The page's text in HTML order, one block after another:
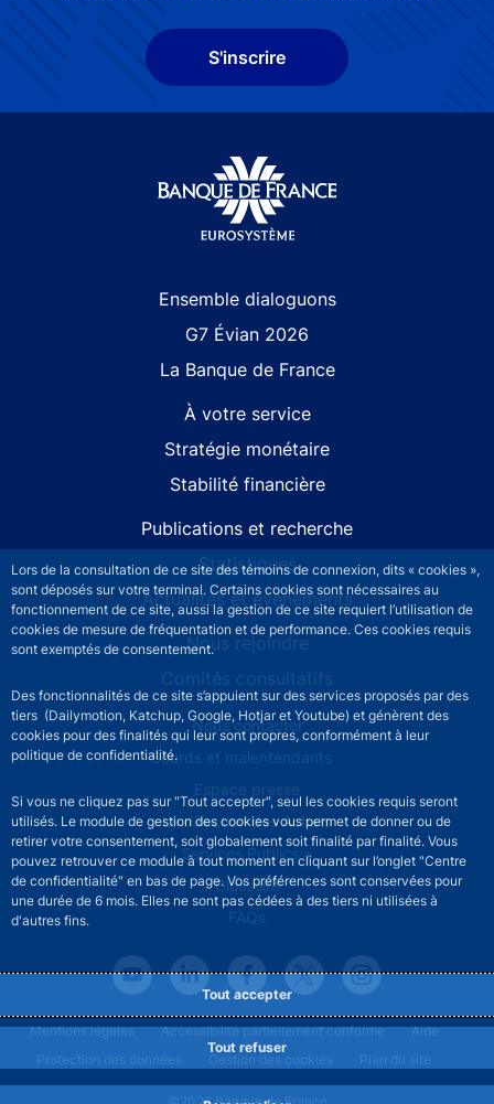
Lors de la consultation de ce site des témoins de connexion, dits « cookies »,
sont déposés sur votre terminal. Certains cookies sont nécessaires au
fonctionnement de ce site, aussi la gestion de ce site requiert l’utilisation de
cookies de mesure de fréquentation et de performance. Ces cookies requis
sont exemptés de consentement.
Des fonctionnalités de ce site s’appuient sur des services proposés par des
tiers (Dailymotion, Katchup, Google, Hotjar et Youtube) et génèrent des
cookies pour des finalités qui leur sont propres, conformément à leur
politique de confidentialité.
Si vous ne cliquez pas sur "Tout accepter", seul les cookies requis seront
utilisés. Le module de gestion des cookies vous permet de donner ou de
retirer votre consentement, soit globalement soit finalité par finalité. Vous
pouvez retrouver ce module à tout moment en cliquant sur l’onglet "Centre
de confidentialité" en bas de page. Vos préférences sont conservées pour
une durée de 6 mois. Elles ne sont pas cédées à des tiers ni utilisées à
d'autres fins.
Tout accepter
Tout refuser
S'inscrire
Ensemble dialoguons
G7 Évian 2026
La Banque de France
À votre service
Stratégie monétaire
Stabilité financière
Publications et recherche
Statistiques
Actualités et événements
Nous rejoindre
Comités consultatifs
Footer secondary menuNous contacter
Sourds et malentendants
Espace presse
La direction des Achats
Services Publics +
Glossaire
FAQs
Footer legal notice menu
Mentions légales Accessibilité partiellement conforme
Aide
Protection des données
Gestion des cookies Plan du site